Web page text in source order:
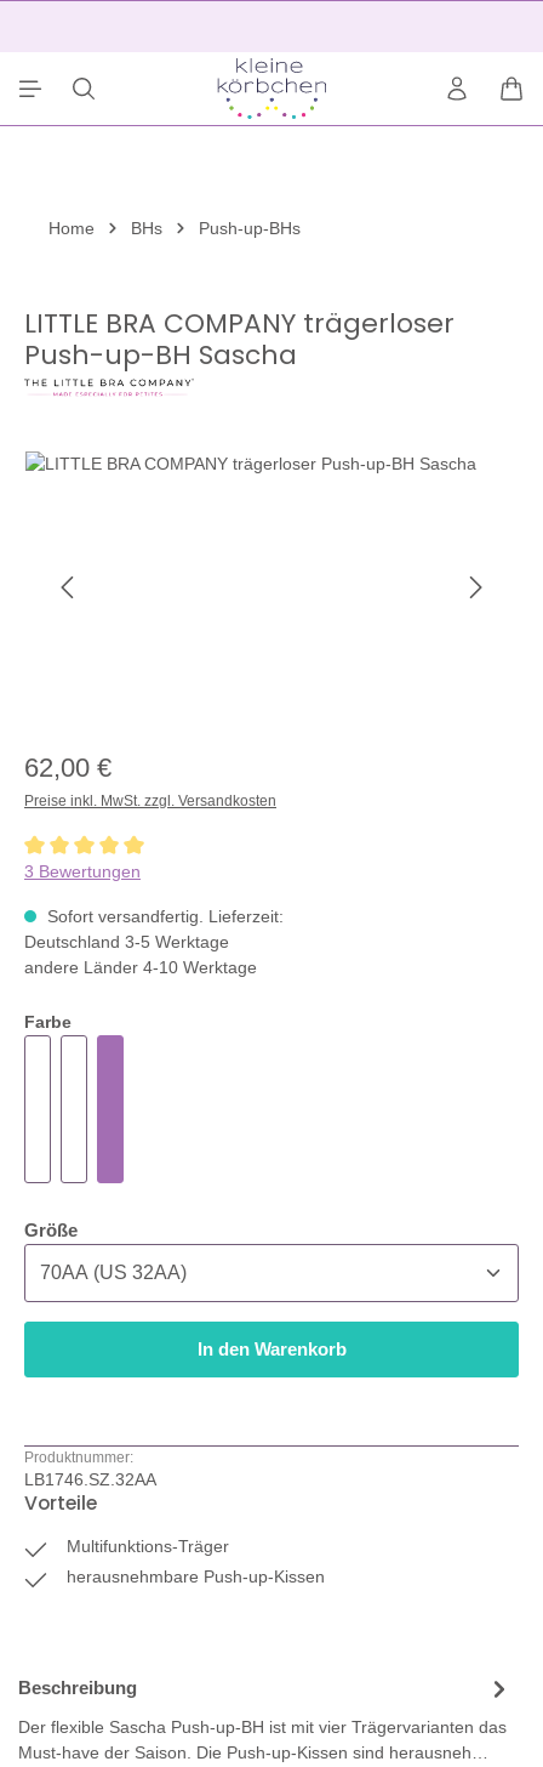
Home BHs Push-up-BHs
LITTLE BRA COMPANY trägerloser
Push-up-BH Sascha
Bildergalerie überspringen
62,00 €
Preise inkl. MwSt. zzgl. Versandkosten
Durchschnittliche Bewertung von 5 von 5 Sternen
3 Bewertungen
Sofort versandfertig. Lieferzeit:
Deutschland 3-5 Werktage
andere Länder 4-10 Werktage
Farbe
Größeauswählen
In den Warenkorb
Produktnummer:
LB1746.SZ.32AA
Vorteile
Multifunktions-Träger
herausnehmbare Push-up-Kissen
Beschreibung
Der flexible Sascha Push-up-BH ist mit vier Trägervarianten das
Must-have der Saison. Die Push-up-Kissen sind herausneh…